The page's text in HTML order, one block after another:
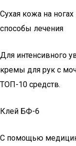
Сухая кожа на
способы лечения
Для интенсивного
кремы для рук с
ТОП-10 средств.
Клей БФ-6
С помощью